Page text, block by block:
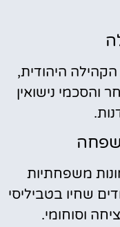
הקהילה היהודית,
והסכמי נישואין
משפחתיות
שחיו בטביליסי
וסוחומי.